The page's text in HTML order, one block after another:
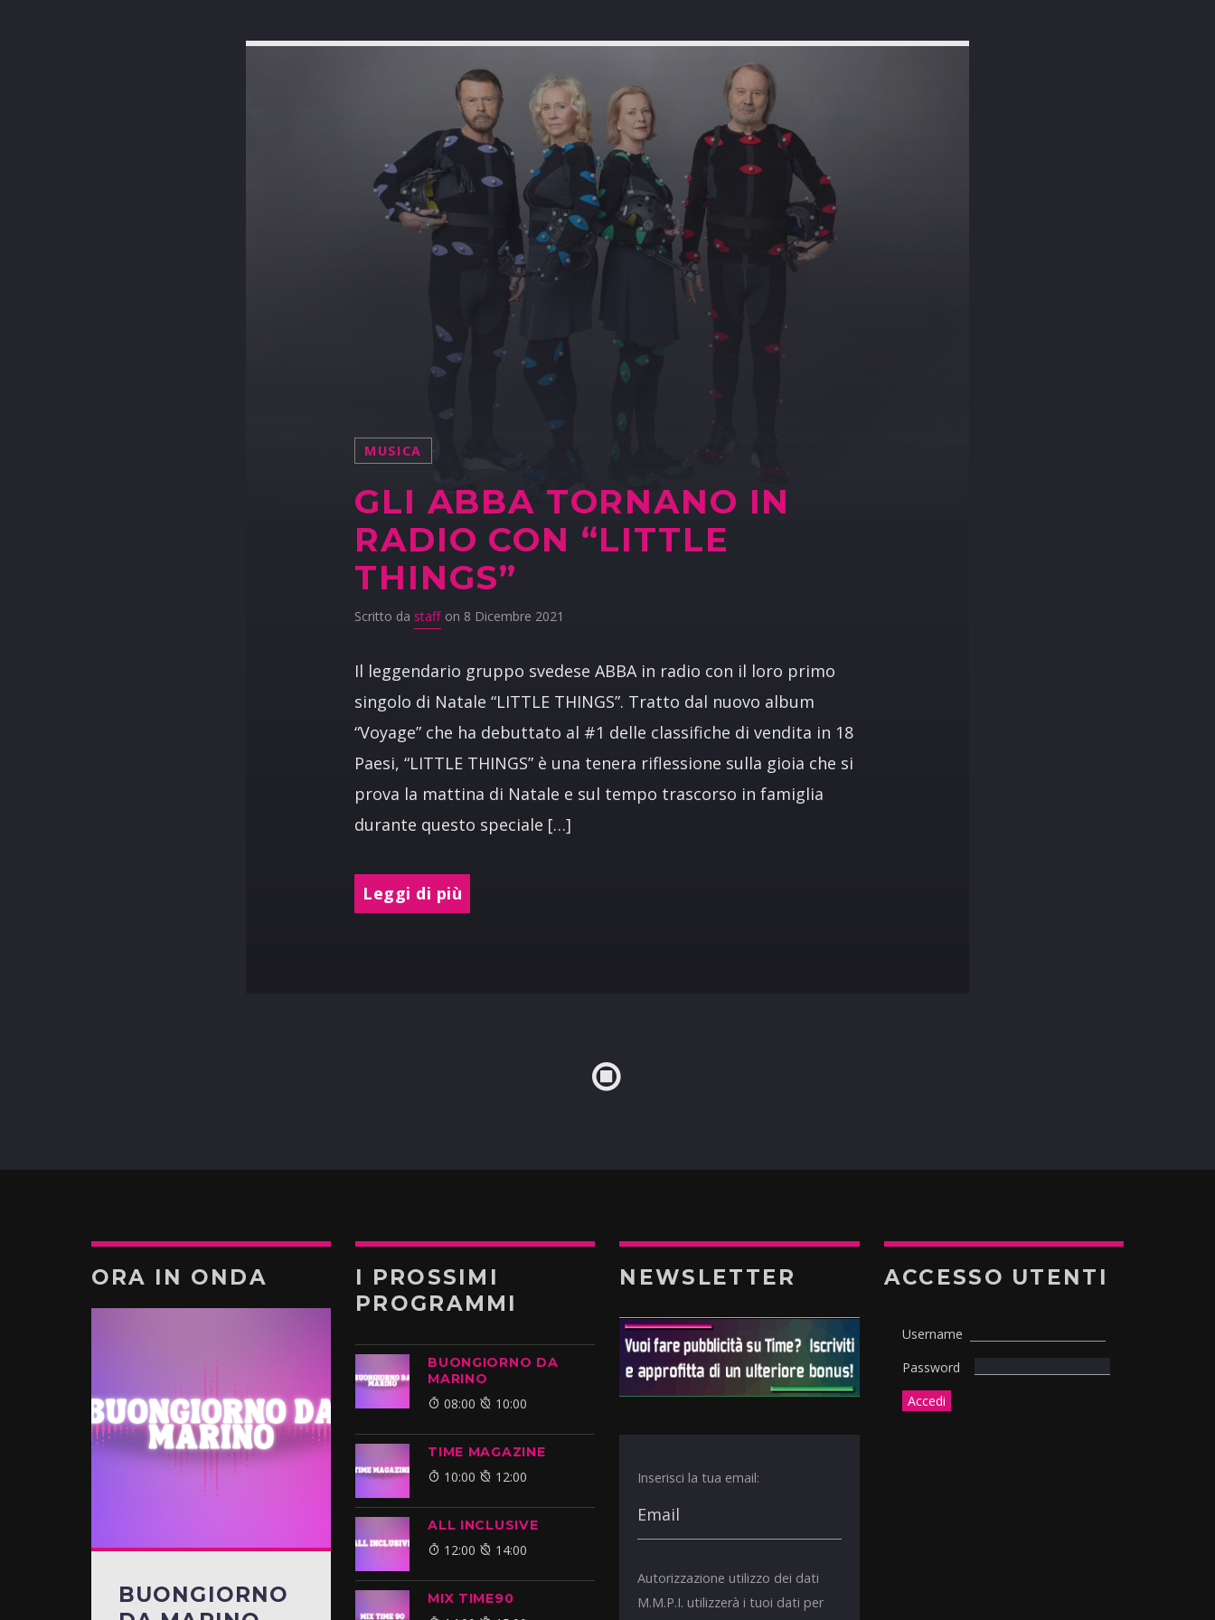
MUSICA
GLI ABBA TORNANO IN
RADIO CON “LITTLE
THINGS”
Scritto da staff on 8 Dicembre 2021
Il leggendario gruppo svedese ABBA in radio con il loro primo
singolo di Natale “LITTLE THINGS”. Tratto dal nuovo album
“Voyage” che ha debuttato al #1 delle classifiche di vendita in 18
Paesi, “LITTLE THINGS” è una tenera riflessione sulla gioia che si
prova la mattina di Natale e sul tempo trascorso in famiglia
durante questo speciale […]
Leggi di più
ORA IN ONDA
BUONGIORNO
I PROSSIMI
PROGRAMMI
BUONGIORNO DA
MARINO
08:00 10:00
TIME MAGAZINE
10:00 12:00
ALL INCLUSIVE
12:00 14:00
MIX TIME90
NEWSLETTER
Inserisci la tua email:
Autorizzazione utilizzo dei dati
M.M.P.I. utilizzerà i tuoi dati per
ACCESSO UTENTI
Username
Password